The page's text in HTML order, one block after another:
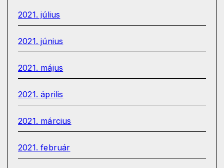
2021. július
2021. június
2021. május
2021. április
2021. március
2021. február